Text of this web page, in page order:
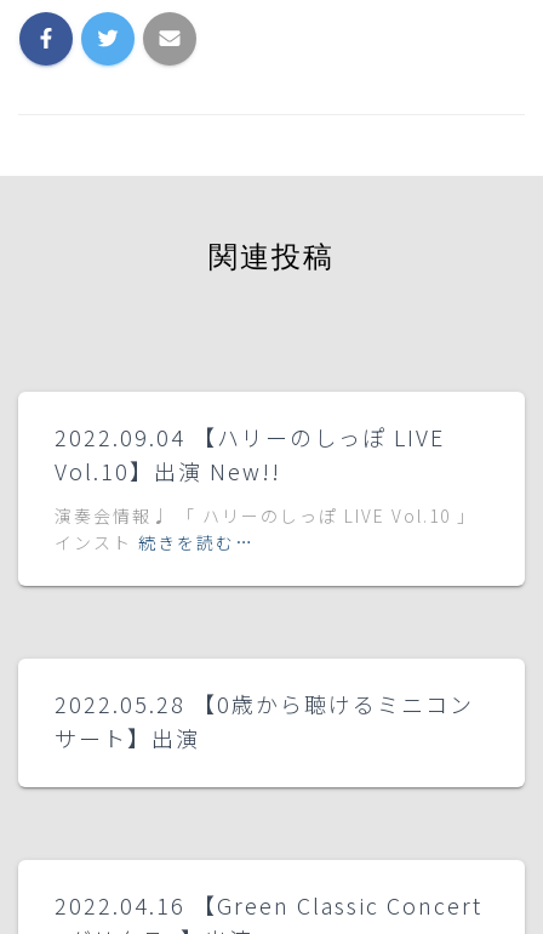
関連投稿
2022.09.04 【ハリーのしっぽ LIVE
Vol.10】出演 New!!
演奏会情報♩ 「 ハリーのしっぽ LIVE Vol.10 」
インスト 続きを読む…
2022.05.28 【0歳から聴けるミニコン
サート】出演
2022.04.16 【Green Classic Concert